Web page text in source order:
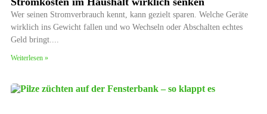
Wer seinen Stromverbrauch kennt, kann gezielt sparen. Welche Geräte
wirklich ins Gewicht fallen und wo Wechseln oder Abschalten echtes
Geld bringt.
Weiterlesen »